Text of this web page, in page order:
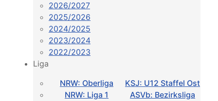
2026/2027
2025/2026
2024/2025
2023/2024
2022/2023
Liga
NRW: Oberliga
KSJ: U12 Staffel Ost
NRW: Liga 1
ASVb: Bezirksliga